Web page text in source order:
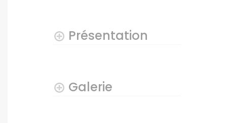
Présentation
Galerie